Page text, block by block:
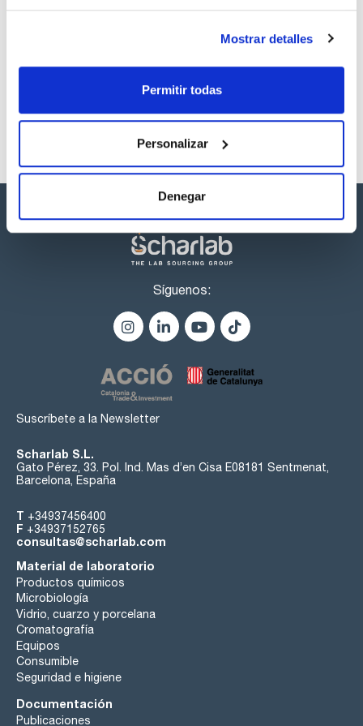
Mostrar detalles
Permitir todas
Personalizar
Denegar
Los productos marcados con esta imagen son
Síguenos:
Suscríbete a la Newsletter
Scharlab S.L.
Gato Pérez, 33. Pol. Ind. Mas d’en Cisa E08181 Sentmenat,
Barcelona, España
T +34937456400
F +34937152765
consultas@scharlab.com
Material de laboratorio
Productos químicos
Microbiología
Vidrio, cuarzo y porcelana
Cromatografía
Equipos
Consumible
Seguridad e higiene
Documentación
Publicaciones